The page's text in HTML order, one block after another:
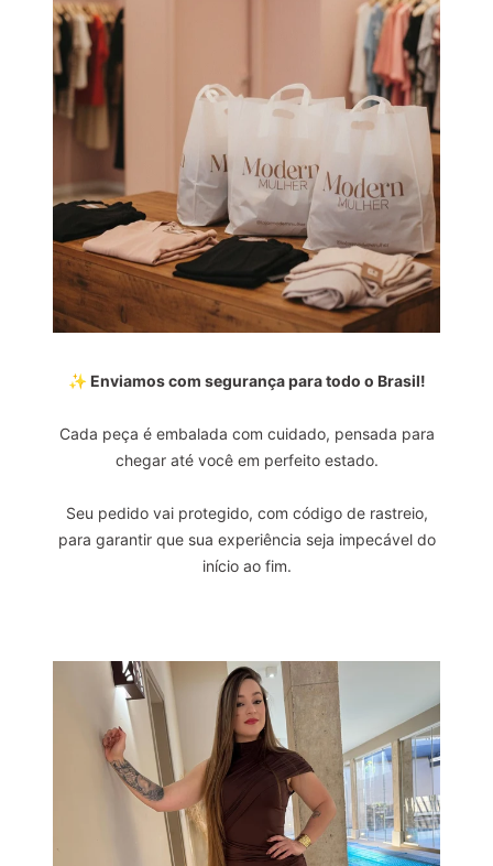
✨ Enviamos com segurança para todo o Brasil!
Cada peça é embalada com cuidado, pensada para
chegar até você em perfeito estado.
Seu pedido vai protegido, com código de rastreio,
para garantir que sua experiência seja impecável do
início ao fim.